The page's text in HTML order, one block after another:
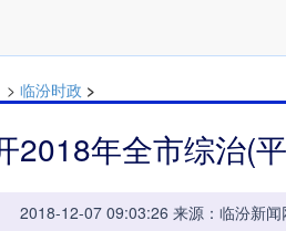
> 临汾时政 >
2018年全市综治(
2018-12-07 09:03:26 来源：临汾